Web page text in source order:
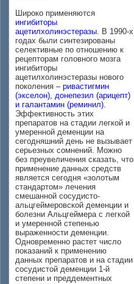
Широко применяются
ингибиторы
ацетилхолинэстеразы. В 1990-х
годах были синтезированы
селективные по отношению к
рецепторам головного мозга
ингибиторы
ацетилхолинэстеразы нового
поколения – ривастигмин
(экселон), донепезил (арицепт)
и галантамин (реминил).
Эффективность этих
препаратов на стадии легкой и
умеренной деменции на
сегодняшний день не вызывает
серьезных сомнений. Можно
без преувеличения сказать, что
применение данных средств
является сегодня «золотым
стандартом» лечения
смешанной сосудисто-
альцгеймеровской деменции и
болезни Альцгеймера с легкой
и умеренной степенью
выраженности деменции.
Одновременно растет число
показаний к применению
данных препаратов и на стадии
сосудистой деменции 1-й
степени и преддементных